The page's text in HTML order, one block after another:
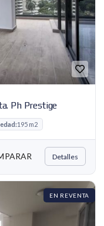
Ph Prestige
195 m2
Detalles
EN REVENTA